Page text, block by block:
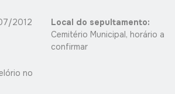
2012
Local do sepultamento:
Cemitério Municipal, horário a
confirmar
no